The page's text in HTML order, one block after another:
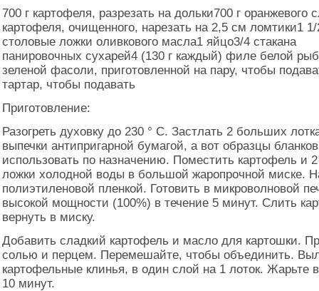
700 г картофеля, разрезать на дольки700 г оранжевого
картофеля, очищенного, нарезать на 2,5 см ломтики1 1/
столовые ложки оливкового масла1 яйцо3/4 стакана
панировочных сухарей4 (130 г каждый) филе белой
зеленой фасоли, приготовленной на пару, чтобы
тартар, чтобы подавать
Приготовление:
Разогреть духовку до 230 ° C. Застлать 2 больших
выпечки антипригарной бумагой, а вот образцы
использовать по назначению. Поместить картофель и
ложки холодной воды в большой жаропрочной миске.
полиэтиленовой пленкой. Готовить в микроволновой
высокой мощности (100%) в течение 5 минут. Слить
вернуть в миску.
Добавить сладкий картофель и масло для картошки.
солью и перцем. Перемешайте, чтобы объединить.
картофельные клинья, в один слой на 1 лоток. Жарьте
10 минут.